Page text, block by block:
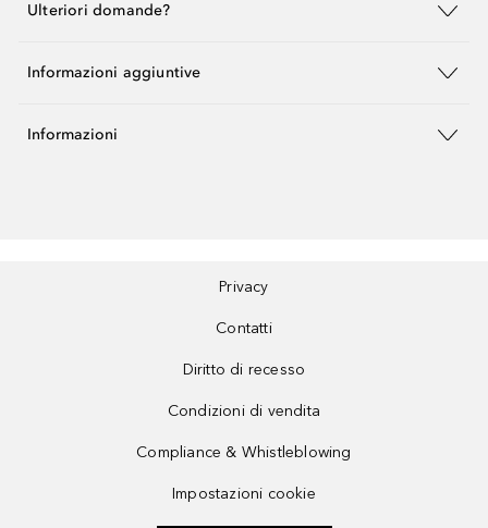
Ulteriori domande?
Informazioni aggiuntive
Informazioni
Privacy
Contatti
Diritto di recesso
Condizioni di vendita
Compliance & Whistleblowing
Impostazioni cookie